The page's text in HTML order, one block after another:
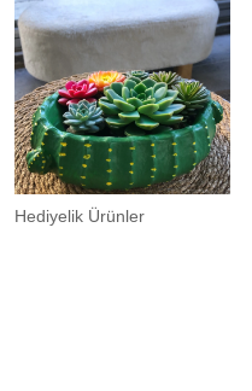
Hediyelik Ürünler